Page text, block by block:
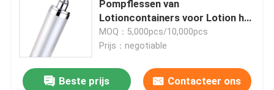
Lege Eyelinerfles
Het Geval van de oogschaduwmake-up
Pompflessen van
Lotioncontainers voor Lotion het
Maken
MOQ：5,000pcs/10,000pcs
Prijs：negotiable
Beste prijs Contacteer ons